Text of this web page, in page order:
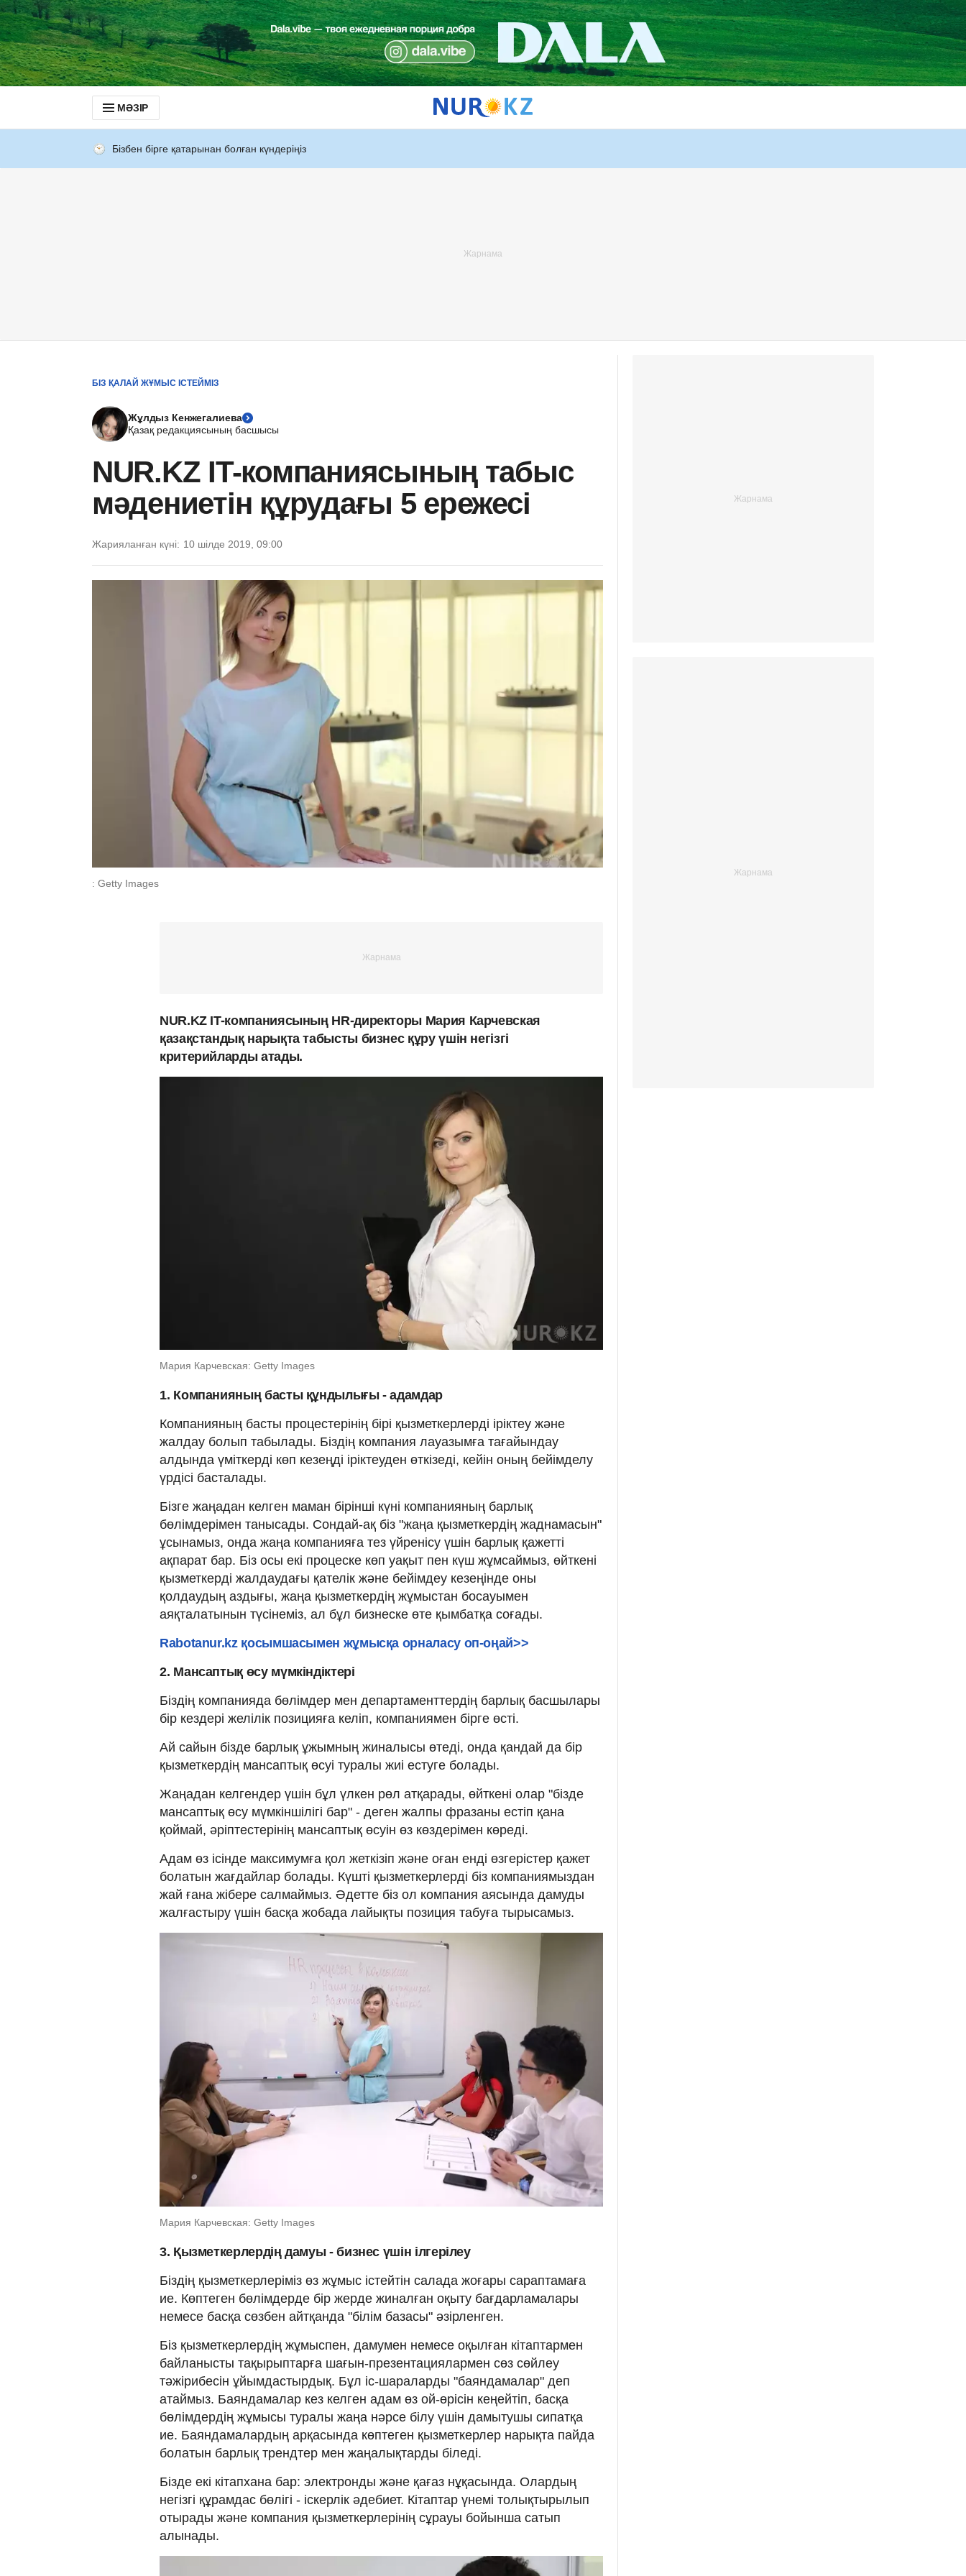
МӘЗІР
Бізбен бірге қатарынан болған күндеріңіз
БІЗ ҚАЛАЙ ЖҰМЫС ІСТЕЙМІЗ
Жұлдыз Кенжегалиева
Қазақ редакциясының басшысы
NUR.KZ IT-компаниясының табыс
мәдениетін құрудағы 5 ережесі
Жарияланған күні: 10 шілде 2019, 09:00
: Getty Images
NUR.KZ IT-компаниясының HR-директоры Мария Карчевская
қазақстандық нарықта табысты бизнес құру үшін негізгі
критерийларды атады.
Мария Карчевская: Getty Images
1. Компанияның басты құндылығы - адамдар
Компанияның басты процестерінің бірі қызметкерлерді іріктеу және
жалдау болып табылады. Біздің компания лауазымға тағайындау
алдында үміткерді көп кезеңді іріктеуден өткізеді, кейін оның бейімделу
үрдісі басталады.
Бізге жаңадан келген маман бірінші күні компанияның барлық
бөлімдерімен танысады. Сондай-ақ біз "жаңа қызметкердің жаднамасын"
ұсынамыз, онда жаңа компанияға тез үйренісу үшін барлық қажетті
ақпарат бар. Біз осы екі процеске көп уақыт пен күш жұмсаймыз, өйткені
қызметкерді жалдаудағы қателік және бейімдеу кезеңінде оны
қолдаудың аздығы, жаңа қызметкердің жұмыстан босауымен
аяқталатынын түсінеміз, ал бұл бизнеске өте қымбатқа соғады.
Rabotanur.kz қосымшасымен жұмысқа орналасу оп-оңай>>
2. Мансаптық өсу мүмкіндіктері
Біздің компанияда бөлімдер мен департаменттердің барлық басшылары
бір кездері желілік позицияға келіп, компаниямен бірге өсті.
Ай сайын бізде барлық ұжымның жиналысы өтеді, онда қандай да бір
қызметкердің мансаптық өсуі туралы жиі естуге болады.
Жаңадан келгендер үшін бұл үлкен рөл атқарады, өйткені олар "бізде
мансаптық өсу мүмкіншілігі бар" - деген жалпы фразаны естіп қана
қоймай, әріптестерінің мансаптық өсуін өз көздерімен көреді.
Адам өз ісінде максимумға қол жеткізіп және оған енді өзгерістер қажет
болатын жағдайлар болады. Күшті қызметкерлерді біз компаниямыздан
жай ғана жібере салмаймыз. Әдетте біз ол компания аясында дамуды
жалғастыру үшін басқа жобада лайықты позиция табуға тырысамыз.
Мария Карчевская: Getty Images
3. Қызметкерлердің дамуы - бизнес үшін ілгерілеу
Біздің қызметкерлеріміз өз жұмыс істейтін салада жоғары сараптамаға
ие. Көптеген бөлімдерде бір жерде жиналған оқыту бағдарламалары
немесе басқа сөзбен айтқанда "білім базасы" әзірленген.
Біз қызметкерлердің жұмыспен, дамумен немесе оқылған кітаптармен
байланысты тақырыптарға шағын-презентациялармен сөз сөйлеу
тәжірибесін ұйымдастырдық. Бұл іс-шараларды "баяндамалар" деп
атаймыз. Баяндамалар кез келген адам өз ой-өрісін кеңейтіп, басқа
бөлімдердің жұмысы туралы жаңа нәрсе білу үшін дамытушы сипатқа
ие. Баяндамалардың арқасында көптеген қызметкерлер нарықта пайда
болатын барлық трендтер мен жаңалықтарды біледі.
Бізде екі кітапхана бар: электронды және қағаз нұқасында. Олардың
негізгі құрамдас бөлігі - іскерлік әдебиет. Кітаптар үнемі толықтырылып
отырады және компания қызметкерлерінің сұрауы бойынша сатып
алынады.